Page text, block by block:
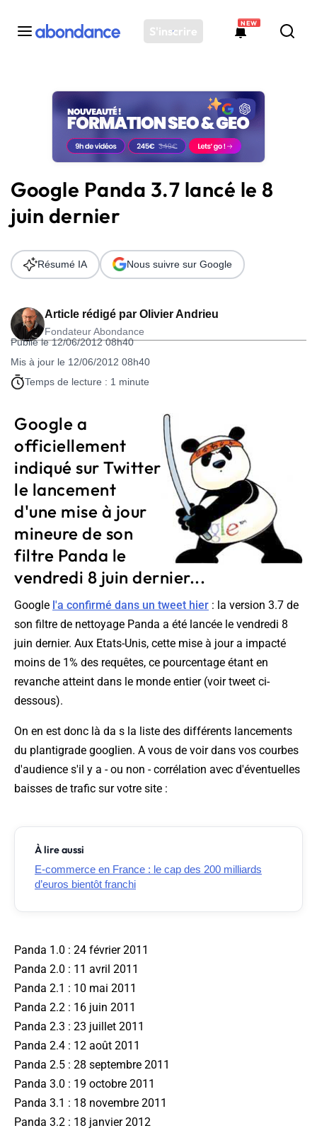
S'inscrire
NEW
Toutes les actus
Actus SEO
Plateforme
Solutions
Ressources
Audit SEO
Google Panda 3.7 lancé le 8
juin dernier
Article rédigé par Olivier Andrieu
Fondateur Abondance
Publié le 12/06/2012 08h40
Mis à jour le 12/06/2012 08h40
Temps de lecture : 1 minute
Résumé IA Nous suivre sur Google
Google a
officiellement
indiqué sur Twitter
le lancement
d'une mise à jour
mineure de son
filtre Panda le
vendredi 8 juin dernier...
Google l'a confirmé dans un tweet hier : la version 3.7 de
son filtre de nettoyage Panda a été lancée le vendredi 8
juin dernier. Aux Etats-Unis, cette mise à jour a impacté
moins de 1% des requêtes, ce pourcentage étant en
revanche atteint dans le monde entier (voir tweet ci-
dessous).
On en est donc là da s la liste des différents lancements
du plantigrade googlien. A vous de voir dans vos courbes
d'audience s'il y a - ou non - corrélation avec d'éventuelles
baisses de trafic sur votre site :
À lire aussi
E-commerce en France : le cap des 200 milliards
d’euros bientôt franchi
Panda 1.0 : 24 février 2011
Panda 2.0 : 11 avril 2011
Panda 2.1 : 10 mai 2011
Panda 2.2 : 16 juin 2011
Panda 2.3 : 23 juillet 2011
Panda 2.4 : 12 août 2011
Panda 2.5 : 28 septembre 2011
Panda 3.0 : 19 octobre 2011
Panda 3.1 : 18 novembre 2011
Panda 3.2 : 18 janvier 2012